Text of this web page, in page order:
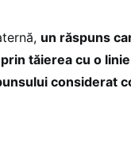
un răspuns
tăierea cu o
considerat